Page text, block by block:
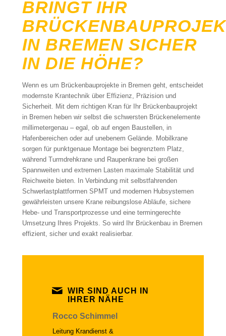
BRINGT IHR
IN BREMEN SICHER
IN DIE HÖHE?
Wenn es um Brückenbauprojekte in Bremen geht, entscheidet
modernste Krantechnik über Effizienz, Präzision und
Sicherheit. Mit dem richtigen Kran für Ihr Brückenbauprojekt
in Bremen heben wir selbst die schwersten Brückenelemente
millimetergenau – egal, ob auf engen Baustellen, in
Hafenbereichen oder auf unebenem Gelände. Mobilkrane
sorgen für punktgenaue Montage bei begrenztem Platz,
während Turmdrehkrane und Raupenkrane bei großen
Spannweiten und extremen Lasten maximale Stabilität und
Reichweite bieten. In Verbindung mit selbstfahrenden
Schwerlastplattformen SPMT und modernen Hubsystemen
gewährleisten unsere Krane reibungslose Abläufe, sichere
Hebe- und Transportprozesse und eine termingerechte
Umsetzung Ihres Projekts. So wird Ihr Brückenbau in Bremen
effizient, sicher und exakt realisierbar.
WIR SIND AUCH IN
IHRER NÄHE
Rocco Schimmel
Leitung Krandienst &